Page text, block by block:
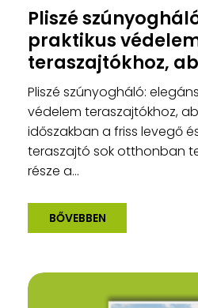
Pliszé
praktikus
teraszajtókhoz,
Pliszé szúnyogháló:
védelem teraszajtókhoz,
időszakban a friss levegő
teraszajtó sok otthonban
része a...
BŐVEBBEN